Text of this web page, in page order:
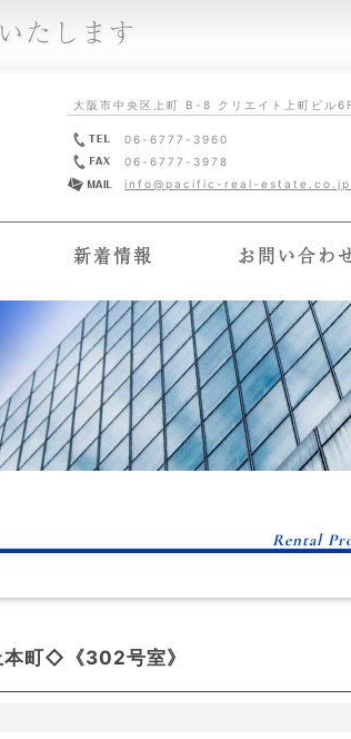
たします
大阪市中央区上町 B-8 クリエイト上町ビル6F
06-6777-3960
06-6777-3978
info@pacific-real-estate.co.jp
新着情報 お問い合わ
Rental
町◇《302号室》